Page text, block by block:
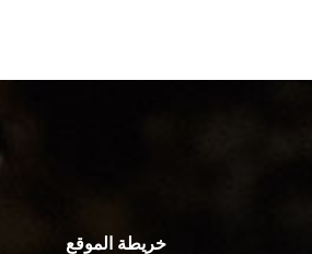
خريطة الموقع